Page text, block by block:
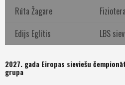
Rūta Žagare
Edijs Eglītis
LBS
2027. gada Eiropas sieviešu
grupa